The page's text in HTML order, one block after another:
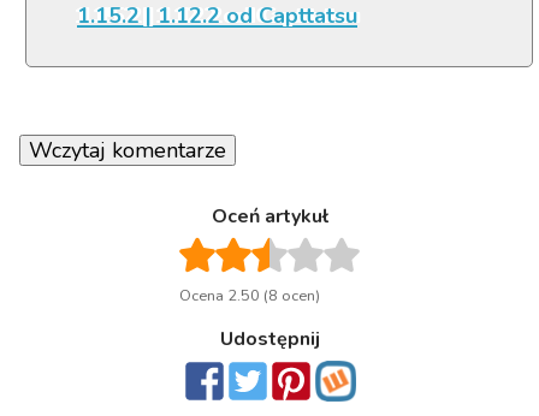
1.15.2 | 1.12.2 od Capttatsu
Wczytaj komentarze
Oceń artykuł
Ocena 2.50 (8 ocen)
Udostępnij